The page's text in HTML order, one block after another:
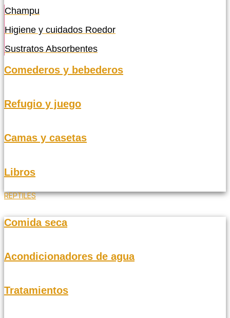
Champu
Higiene y cuidados Roedor
Sustratos Absorbentes
Comederos y bebederos
Refugio y juego
Camas y casetas
Libros
REPTILES
Comida seca
Acondicionadores de agua
Tratamientos